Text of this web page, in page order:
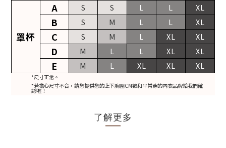
罩杯
A S S L L XL
B S M L L XL
C S M L XL XL
D M L L XL XL
E M L XL XL XL
*尺寸正常。
*若擔心尺寸不合，請您提供您的上下胸圍CM數和平常穿的內衣品牌給我們確
認喔！
了解更多